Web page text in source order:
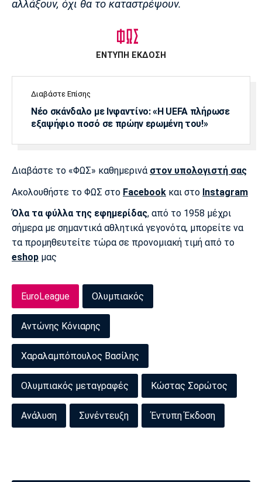
αλλάξουν, όχι θα το καταστρέψουν.
ΕΝΤΥΠΗ ΕΚΔΟΣΗ
Διαβάστε Επίσης
Νέο σκάνδαλο με Ινφαντίνο: «Η UEFA πλήρωσε
εξαψήφιο ποσό σε πρώην ερωμένη του!»
Διαβάστε το «ΦΩΣ» καθημερινά στον υπολογιστή σας
Ακολουθήστε το ΦΩΣ στο Facebook και στο Instagram
Όλα τα φύλλα της εφημερίδας, από το 1958 μέχρι
σήμερα με σημαντικά αθλητικά γεγονότα, μπορείτε να
τα προμηθευτείτε τώρα σε προνομιακή τιμή από το
eshop μας
EuroLeague Ολυμπιακός
Αντώνης Κόνιαρης
Χαραλαμπόπουλος Βασίλης
Ολυμπιακός μεταγραφές Κώστας Σορώτος
Ανάλυση Συνέντευξη Έντυπη Έκδοση